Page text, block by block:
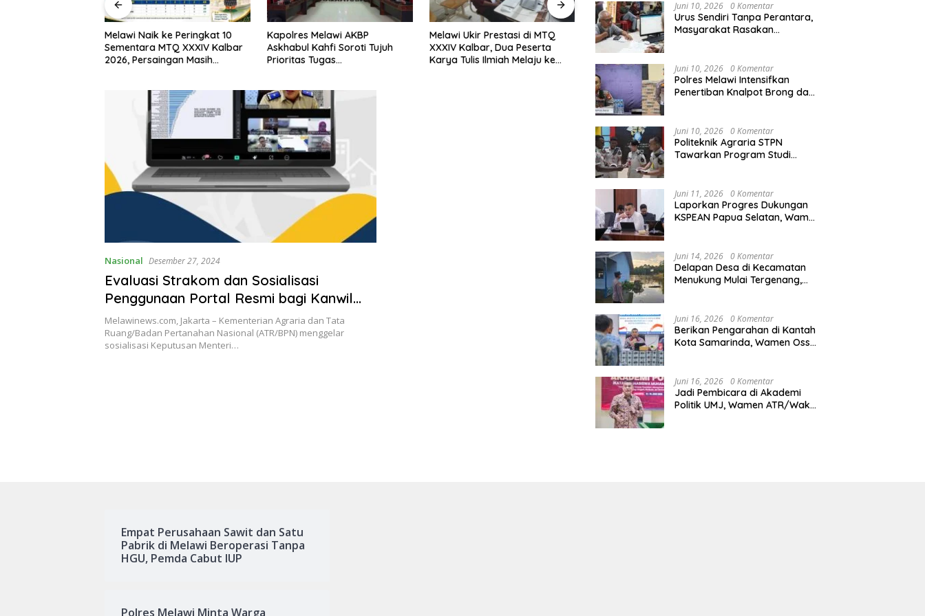
Melawi Naik ke Peringkat 10
Sementara MTQ XXXIV Kalbar
2026, Persaingan Masih
Kapolres Melawi AKBP
Askhabul Kahfi Soroti Tujuh
Prioritas Tugas
Melawi Ukir Prestasi di MTQ
XXXIV Kalbar, Dua Peserta
Karya Tulis Ilmiah Melaju ke
Melawi Tempati Peringkat ke-11
Sementara pada MTQ XXXIV
Semarak HUT RI ke-81,
Pinoh
Nasional Desember 27, 2024
Evaluasi Strakom dan Sosialisasi
Penggunaan Portal Resmi bagi Kanwil
dan Kantah, Karo Humas Tekankan
Jajaran Isi Ruang Maya dengan Narasi
Positif
Melawinews.com, Jakarta – Kementerian Agraria dan Tata
Ruang/Badan Pertanahan Nasional (ATR/BPN) menggelar
sosialisasi Keputusan Menteri…
Agraria/Pertanahan dan Tata
Ruang
Juni 10, 2026 0 Komentar
Urus Sendiri Tanpa Perantara,
Masyarakat Rasakan
Juni 10, 2026 0 Komentar
Polres Melawi Intensifkan
Penertiban Knalpot Brong dan
Juni 10, 2026 0 Komentar
Politeknik Agraria STPN
Tawarkan Program Studi
Juni 11, 2026 0 Komentar
Laporkan Progres Dukungan
KSPEAN Papua Selatan, Wamen
Nasional
Juni 14, 2026 0 Komentar
Delapan Desa di Kecamatan
Menukung Mulai Tergenang,
Juni 16, 2026 0 Komentar
Berikan Pengarahan di Kantah
Kota Samarinda, Wamen Ossy:
Kalimantan Timur
Juni 16, 2026 0 Komentar
Jadi Pembicara di Akademi
Politik UMJ, Wamen ATR/Waka
Empat Perusahaan Sawit dan Satu
Pabrik di Melawi Beroperasi Tanpa
HGU, Pemda Cabut IUP
Polres Melawi Minta Warga